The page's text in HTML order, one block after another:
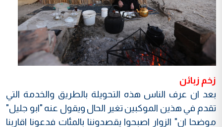
زخم زبائن
بعد ان عرف الناس هذه التحويلة بالطريق والخدمة التي
تقدم في هذين الموكبين تغير الحال ويقول عنه "ابو جليل"
موضحا ان" الزوار اصبحوا يقصدوننا بالمئات فدعونا اقاربنا